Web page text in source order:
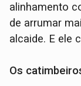
alinhamento
de arrumar
alcaide. E ele
Os